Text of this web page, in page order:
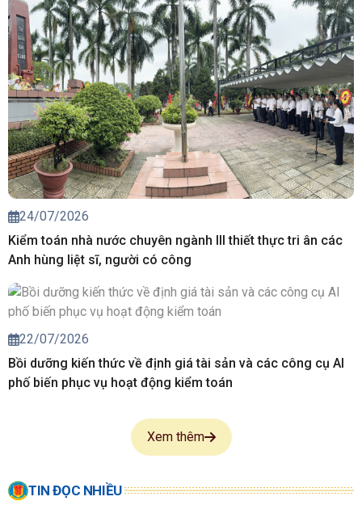
24/07/2026
Kiểm toán nhà nước chuyên ngành III thiết thực tri ân các
Anh hùng liệt sĩ, người có công
22/07/2026
Bồi dưỡng kiến thức về định giá tài sản và các công cụ AI
phố biến phục vụ hoạt động kiểm toán
Xem thêm
TIN ĐỌC NHIỀU